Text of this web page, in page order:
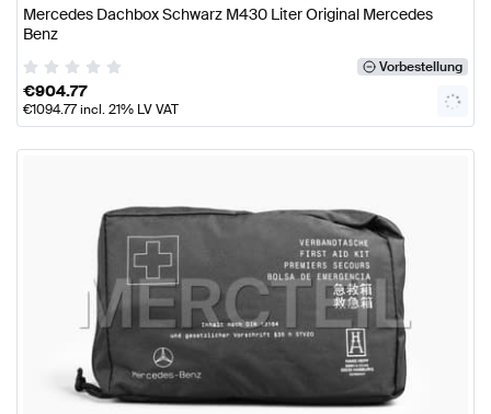
Mercedes Dachbox Schwarz M430 Liter Original Mercedes
Benz
Vorbestellung
€904.77
€1094.77incl. 21% LV VAT